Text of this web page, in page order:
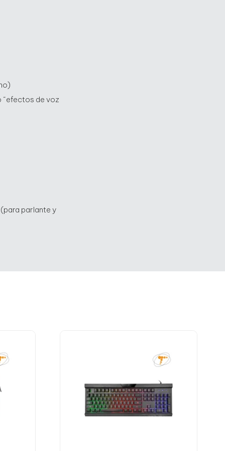
“efectos de voz
(para parlante y